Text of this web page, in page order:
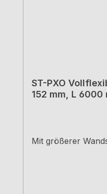
ST-PXO
152 mm, L 6000
Mit größerer